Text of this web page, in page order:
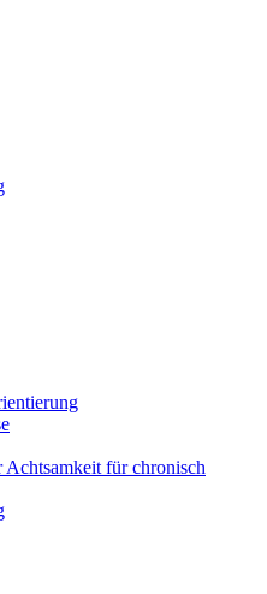
Achtsamkeit für chronisch